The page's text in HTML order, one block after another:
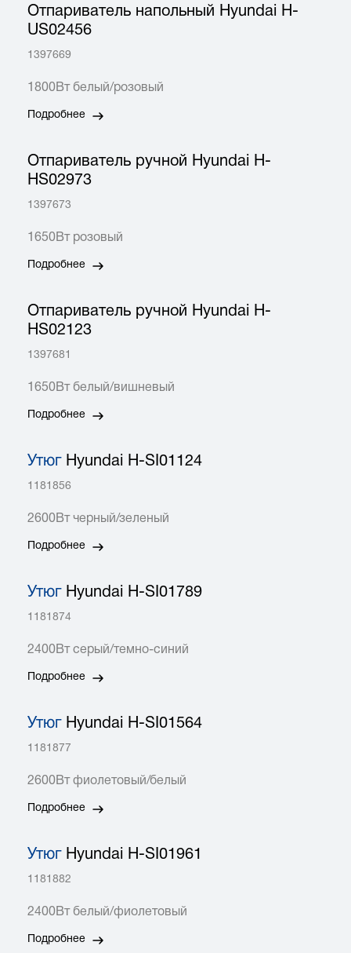
Отпариватель напольный Hyundai H-
US02456
1397669
1800Вт белый/розовый
Подробнее
Отпариватель ручной Hyundai H-
HS02973
1397673
1650Вт розовый
Подробнее
Отпариватель ручной Hyundai H-
HS02123
1397681
1650Вт белый/вишневый
Подробнее
УтюгHyundai H-SI01124
1181856
2600Вт черный/зеленый
Подробнее
УтюгHyundai H-SI01789
1181874
2400Вт серый/темно-синий
Подробнее
УтюгHyundai H-SI01564
1181877
2600Вт фиолетовый/белый
Подробнее
УтюгHyundai H-SI01961
1181882
2400Вт белый/фиолетовый
Подробнее